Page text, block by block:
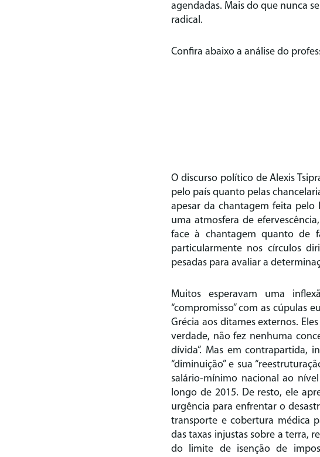
agendadas. Mais do que nunca
radical.
Confira abaixo a análise do
O discurso político de Alexis
pelo país quanto pelas
apesar da chantagem feita pelo
uma atmosfera de
face à chantagem quanto de
particularmente nos círculos
pesadas para avaliar a
Muitos esperavam uma
“compromisso” com as cúpulas
Grécia aos ditames externos.
verdade, não fez nenhuma
dívida”. Mas em contrapartida,
“diminuição” e sua
salário-mínimo nacional ao
longo de 2015. De resto, ele
urgência para enfrentar o
transporte e cobertura médica
das taxas injustas sobre a terra,
do limite de isenção de